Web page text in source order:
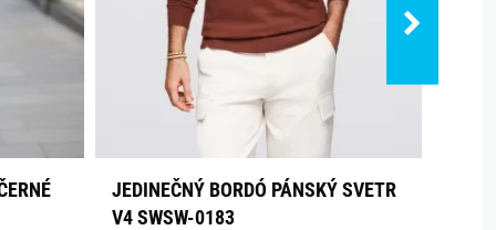
JEDINEČNÝ BORDÓ PÁNSKÝ SVETR
V4 SWSW-0183